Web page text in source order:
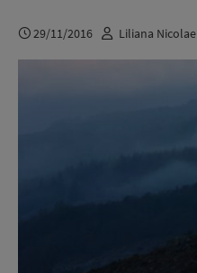
29/11/2016 Liliana Nicolae